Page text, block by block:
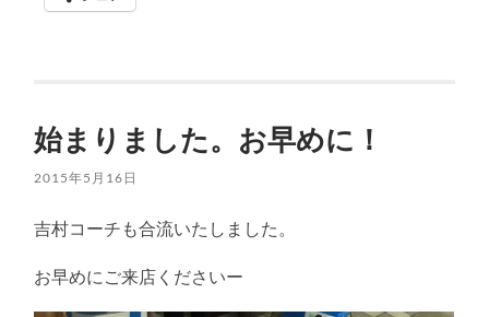
始まりました。お早めに！
2015年5月16日
吉村コーチも合流いたしました。
お早めにご来店くださいー